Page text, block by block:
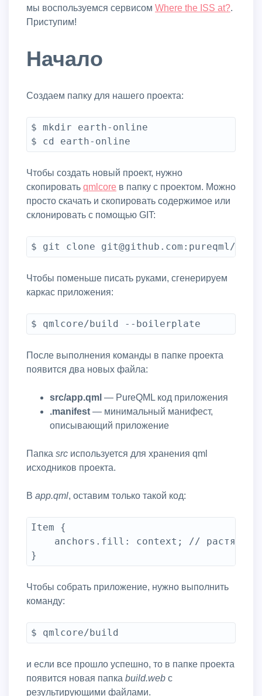
мы воспользуемся сервисом Where the ISS at?.
Приступим!
Начало
Создаем папку для нашего проекта:
$ mkdir earth-online
Чтобы создать новый проект, нужно
скопировать qmlcore в папку с проектом. Можно
просто скачать и скопировать содержимое или
склонировать с помощью GIT:
Чтобы поменьше писать руками, сгенерируем
каркас приложения:
$ qmlcore/build --boilerplate
После выполнения команды в папке проекта
появится два новых файла:
src/app.qml — PureQML код приложения
.manifest — минимальный манифест,
описывающий приложение
Папка src используется для хранения qml
исходников проекта.
В app.qml, оставим только такой код:
Item {
Чтобы собрать приложение, нужно выполнить
команду:
$ qmlcore/build
и если все прошло успешно, то в папке проекта
появится новая папка build.web с
результирующими файлами.